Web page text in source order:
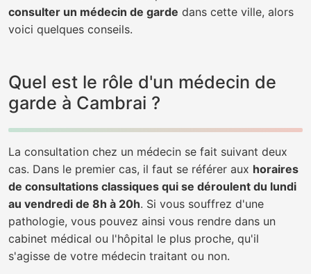
consulter un médecin de garde dans cette ville, alors
voici quelques conseils.
Quel est le rôle d'un médecin de
garde à Cambrai ?
La consultation chez un médecin se fait suivant deux
cas. Dans le premier cas, il faut se référer aux horaires
de consultations classiques qui se déroulent du lundi
au vendredi de 8h à 20h. Si vous souffrez d'une
pathologie, vous pouvez ainsi vous rendre dans un
cabinet médical ou l'hôpital le plus proche, qu'il
s'agisse de votre médecin traitant ou non.